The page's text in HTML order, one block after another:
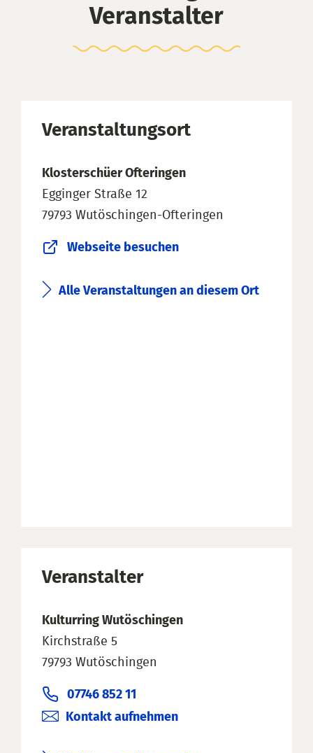
Veranstalter
Veranstaltungsort
Klosterschüer Ofteringen
Egginger Straße 12
79793 Wutöschingen-Ofteringen
Webseite besuchen
Alle Veranstaltungen an diesem Ort
Veranstalter
Kulturring Wutöschingen
Kirchstraße 5
79793 Wutöschingen
07746 852 11
Kontakt aufnehmen